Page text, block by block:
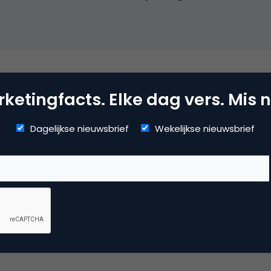
reactie te plaatsen.
Elke dag vers. Mis
Dagelijkse nieuwsbrief Wekelijkse nieuwsbrief